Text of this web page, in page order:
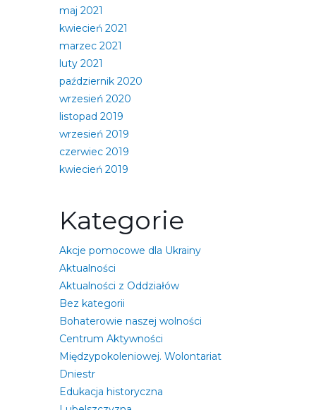
maj 2021
kwiecień 2021
marzec 2021
luty 2021
październik 2020
wrzesień 2020
listopad 2019
wrzesień 2019
czerwiec 2019
kwiecień 2019
Kategorie
Akcje pomocowe dla Ukrainy
Aktualności
Aktualności z Oddziałów
Bez kategorii
Bohaterowie naszej wolności
Centrum Aktywności
Międzypokoleniowej. Wolontariat
Dniestr
Edukacja historyczna